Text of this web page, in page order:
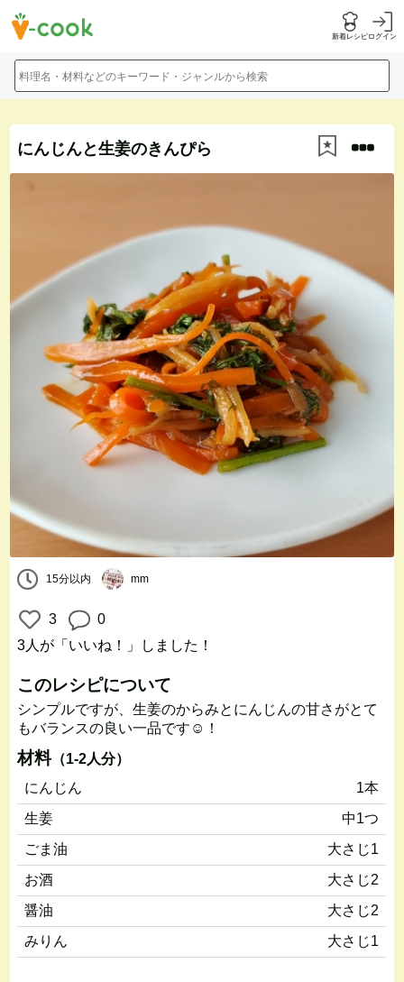
新着レシピログイン
料理名・材料などのキーワード・ジャンルから検索
にんじんと生姜のきんぴら
15分以内 mm
3
0
3人 が「いいね！」しました！
このレシピについて
シンプルですが、生姜のからみとにんじんの甘さがとて
もバランスの良い一品です☺️！
材料（1-2人分）
にんじん
1本
生姜
中1つ
ごま油
大さじ1
お酒
大さじ2
醤油
大さじ2
みりん
大さじ1